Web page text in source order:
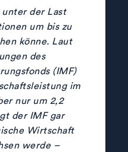
der Last
um bis zu
könne. Laut
des
(IMF)
im
nur um 2,2
der IMF gar
Wirtschaft
werde –